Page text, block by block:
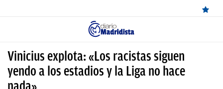
ÚLTIMAS
NOTICIAS
REAL
Vinicius explota: «Los racistas siguen
yendo a los estadios y la Liga no hace
nada»